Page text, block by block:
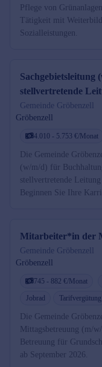
Pflege von
Tätigkeit mit
Sozialleistungen.
Sachgebietsleitung
stellvertretende
Gemeinde Gröbenzell
Gröbenzell
4.010 - 5.753 €/Monat
Die Gemeinde
(w/m/d) für
stellvertretende
Beginnen Sie Ihre
Mitarbeiter*in der
Gemeinde Gröbenzell
Gröbenzell
745 - 882 €/Monat
Jobrad
Tarifvergütung
Die Gemeinde
Mittagsbetreuung (m/
Betreuung für
ab September 2026.